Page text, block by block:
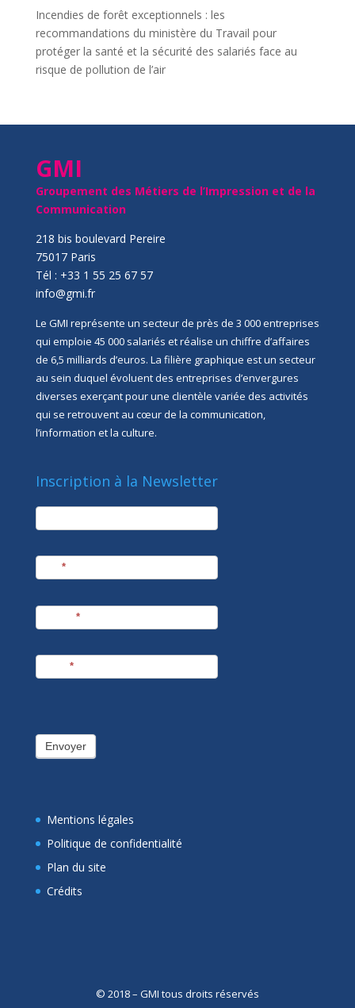
Incendies de forêt exceptionnels : les
recommandations du ministère du Travail pour
protéger la santé et la sécurité des salariés face au
risque de pollution de l’air
GMI
Groupement des Métiers de l’Impression et de la
Communication
218 bis boulevard Pereire
75017 Paris
Tél : +33 1 55 25 67 57
info@gmi.fr
Le GMI représente un secteur de près de 3 000 entreprises
qui emploie 45 000 salariés et réalise un chiffre d’affaires
de 6,5 milliards d’euros. La filière graphique est un secteur
au sein duquel évoluent des entreprises d’envergures
diverses exerçant pour une clientèle variée des activités
qui se retrouvent au cœur de la communication,
l’information et la culture.
Inscription à la Newsletter
newsletter
*
*
*
Envoyer
Mentions légales
Politique de confidentialité
Plan du site
Crédits
© 2018 – GMI tous droits réservés